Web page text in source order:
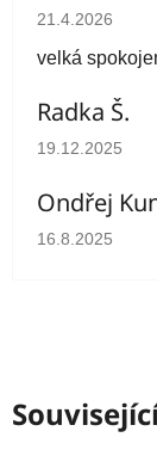
Hodnocení
21.4.2026
velká
Radka Š.
Hodnocení
19.12.2025
Ondřej
Hodnocení
16.8.2025